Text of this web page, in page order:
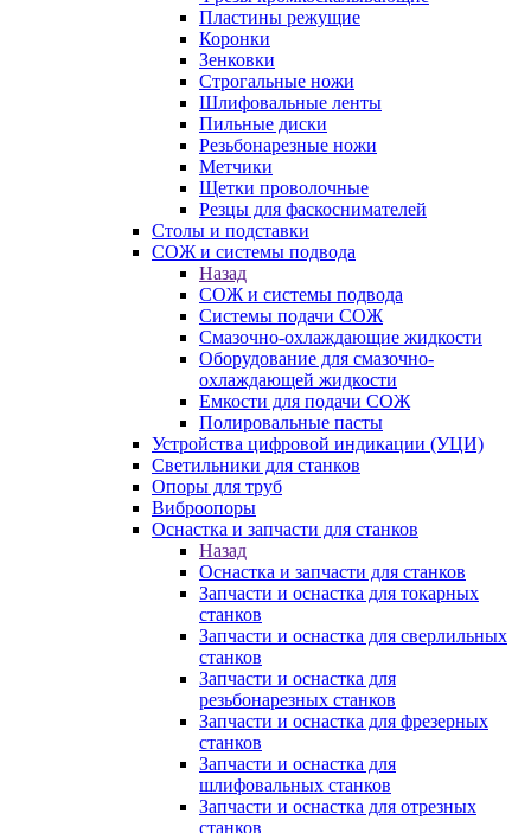
Пластины режущие
Коронки
Зенковки
Строгальные ножи
Шлифовальные ленты
Пильные диски
Резьбонарезные ножи
Метчики
Щетки проволочные
Резцы для фаскоснимателей
Столы и подставки
СОЖ и системы подвода
Назад
СОЖ и системы подвода
Системы подачи СОЖ
Смазочно-охлаждающие жидкости
Оборудование для смазочно-
охлаждающей жидкости
Емкости для подачи СОЖ
Полировальные пасты
Устройства цифровой индикации (УЦИ)
Светильники для станков
Опоры для труб
Виброопоры
Оснастка и запчасти для станков
Назад
Оснастка и запчасти для станков
Запчасти и оснастка для токарных
станков
Запчасти и оснастка для сверлильных
станков
Запчасти и оснастка для
резьбонарезных станков
Запчасти и оснастка для фрезерных
станков
Запчасти и оснастка для
шлифовальных станков
Запчасти и оснастка для отрезных
станков